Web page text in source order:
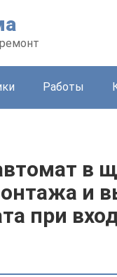
Работы
в
и
при